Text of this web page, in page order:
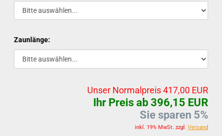
Zaunlänge:
Unser Normalpreis 417,00 EUR
Ihr Preis ab 396,15 EUR
Sie sparen 5%
inkl. 19% MwSt. zzgl. Versand